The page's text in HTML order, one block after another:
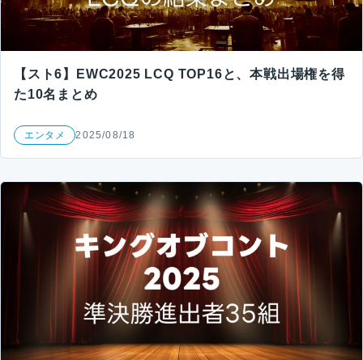
【スト6】EWC2025 LCQ TOP16と、本戦出場権を得
た10名まとめ
エンタメ 2025/08/18